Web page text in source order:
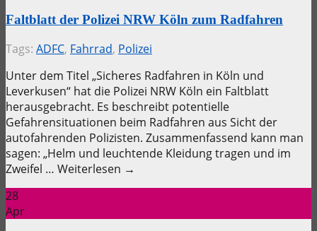
Faltblatt der Polizei NRW Köln zum Radfahren
Tags: ADFC, Fahrrad, Polizei
Unter dem Titel „Sicheres Radfahren in Köln und
Leverkusen“ hat die Polizei NRW Köln ein Faltblatt
herausgebracht. Es beschreibt potentielle
Gefahrensituationen beim Radfahren aus Sicht der
autofahrenden Polizisten. Zusammenfassend kann man
sagen: „Helm und leuchtende Kleidung tragen und im
Zweifel … Weiterlesen →
28
Apr